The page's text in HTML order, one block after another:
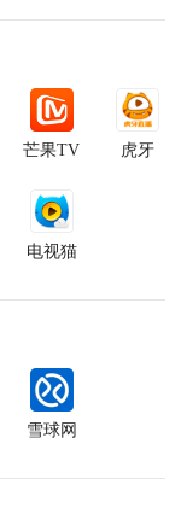
芒果TV 虎牙
电视猫
雪球网